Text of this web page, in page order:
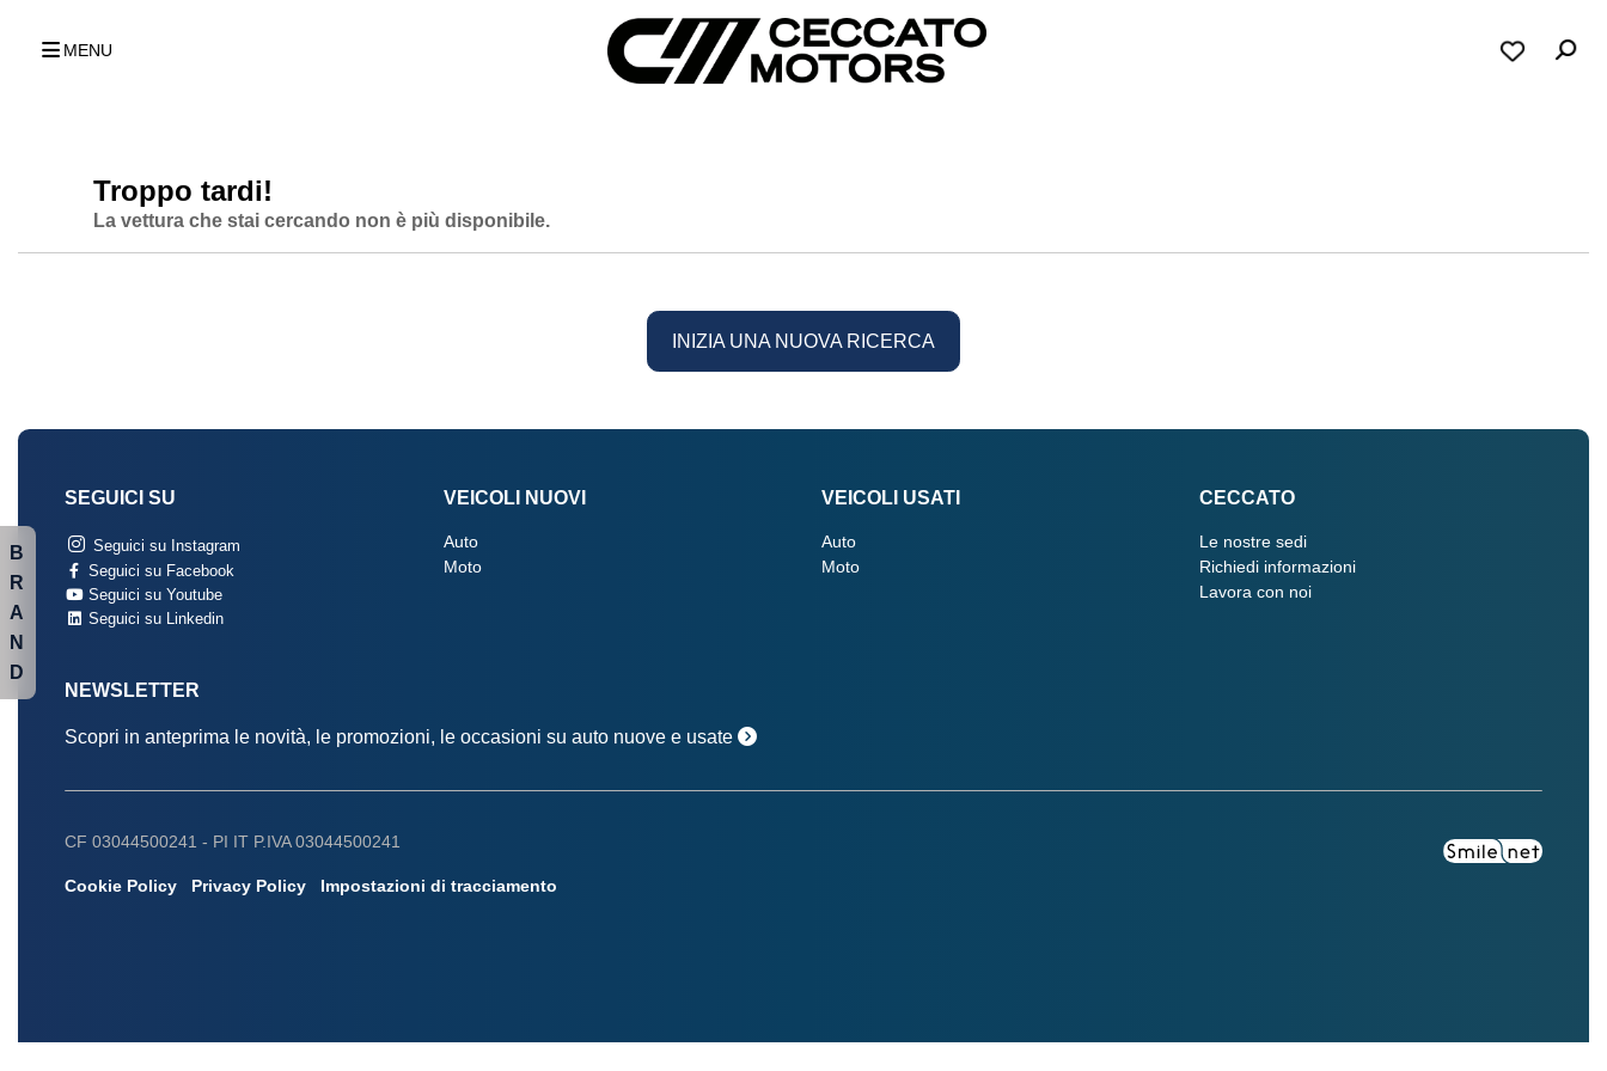
MENU
Troppo tardi!
La vettura che stai cercando non è più disponibile.
INIZIA UNA NUOVA RICERCA
SEGUICI SU
Seguici su Instagram
Seguici su Facebook
Seguici su Youtube
Seguici su Linkedin
VEICOLI NUOVI
Auto
Moto
VEICOLI USATI
Auto
Moto
CECCATO
Le nostre sedi
Richiedi informazioni
Lavora con noi
NEWSLETTER
Scopri in anteprima le novità, le promozioni, le occasioni su auto nuove e usate
CF 03044500241 - PI IT P.IVA 03044500241
Cookie Policy Privacy Policy Impostazioni di tracciamento
B
R
A
N
D